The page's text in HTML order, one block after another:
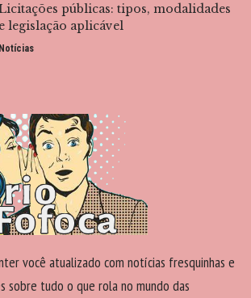
públicas: tipos, modalidades
e legislação aplicável
Notícias
você atualizado com notícias fresquinhas e
sobre tudo o que rola no mundo das